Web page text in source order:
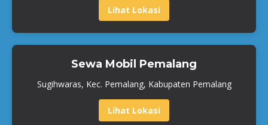
Lihat Lokasi
Sewa Mobil Pemalang
Sugihwaras, Kec. Pemalang, Kabupaten Pemalang
Lihat Lokasi